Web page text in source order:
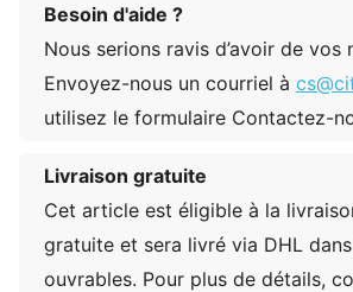
Besoin d'aide ?
Nous serions ravis d’avoir de vos
Envoyez-nous un courriel à
utilisez le formulaire Contactez-
Livraison gratuite
Cet article est éligible à la
gratuite et sera livré via DHL
ouvrables. Pour plus de détails,